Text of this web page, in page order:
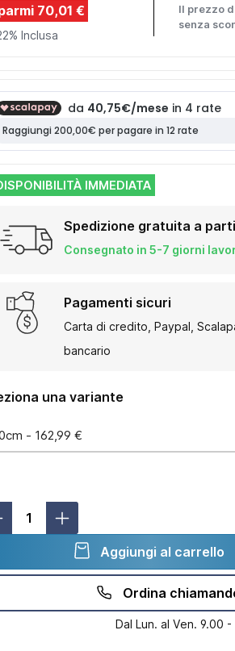
70,01 €
Il prezzo
senza
Inclusa
IMMEDIATA
Spedizione gratuita a
Consegnato in 5-7 giorni
Pagamenti sicuri
Carta di credito, Paypal,
bancario
una variante
Aggiungi al carrello
Ordina
Dal Lun. al Ven. 9.00